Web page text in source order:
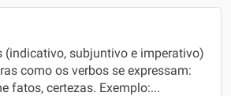
(indicativo, subjuntivo e imperativo)
como os verbos se expressam:
fatos, certezas. Exemplo:...